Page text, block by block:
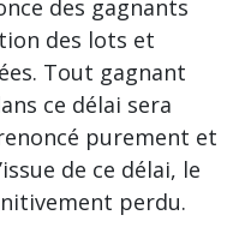
des gagnants
des lots et
Tout gagnant
ce délai sera
purement et
de ce délai, le
perdu.